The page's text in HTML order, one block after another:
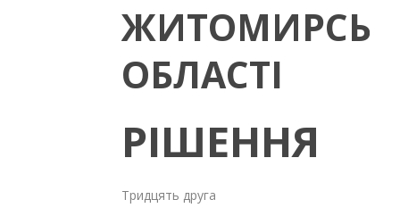
ОБЛАСТІ
РІШЕННЯ
Тридцять друга